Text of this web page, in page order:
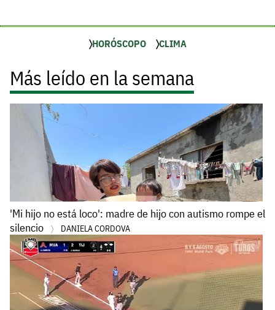
HORÓSCOPO CLIMA
Más leído en la semana
'Mi hijo no está loco': madre de hijo con autismo rompe el
silencio
DANIELA CORDOVA